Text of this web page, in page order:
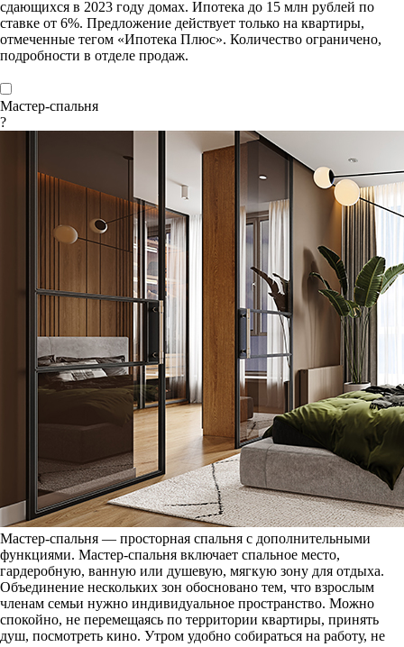
сдающихся в 2023 году домах. Ипотека до 15 млн рублей по
ставке от 6%. Предложение действует только на квартиры,
отмеченные тегом «Ипотека Плюс». Количество ограничено,
подробности в отделе продаж.
Мастер-спальня
?
Мастер-спальня — просторная спальня с дополнительными
функциями. Мастер-спальня включает спальное место,
гардеробную, ванную или душевую, мягкую зону для отдыха.
Объединение нескольких зон обосновано тем, что взрослым
членам семьи нужно индивидуальное пространство. Можно
спокойно, не перемещаясь по территории квартиры, принять
душ, посмотреть кино. Утром удобно собираться на работу, не